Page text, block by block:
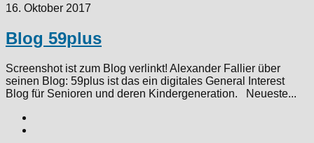
16. Oktober 2017
Blog 59plus
Screenshot ist zum Blog verlinkt! Alexander Fallier über
seinen Blog: 59plus ist das ein digitales General Interest
Blog für Senioren und deren Kindergeneration. Neueste...